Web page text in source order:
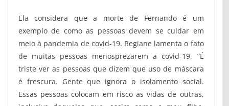
Ela considera que a morte de Fernando é um
exemplo de como as pessoas devem se cuidar em
meio à pandemia de covid-19. Regiane lamenta o fato
de muitas pessoas menosprezarem a covid-19. “É
triste ver as pessoas que dizem que uso de máscara
é frescura. Gente que ignora o isolamento social.
Essas pessoas colocam em risco as vidas de outras,